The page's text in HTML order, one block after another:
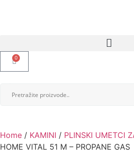
0
Home / KAMINI / PLINSKI UMETCI
HOME VITAL 51 M – PROPANE GAS